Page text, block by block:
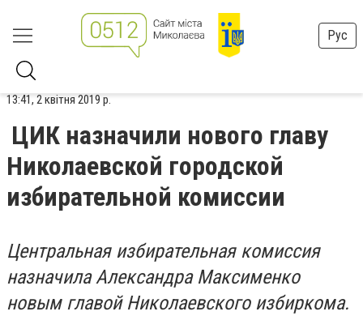
Рус
13:41, 2 квітня 2019 р.
ЦИК назначили нового главу
Николаевской городской
избирательной комиссии
Центральная избирательная комиссия
назначила Александра Максименко
новым главой Николаевского избиркома.